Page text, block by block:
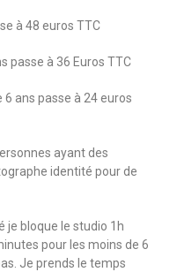
à 48 euros TTC
passe à 36 Euros TTC
ans passe à 24 euros
ayant des
identité pour de
je bloque le studio 1h
pour les moins de 6
Je prends le temps